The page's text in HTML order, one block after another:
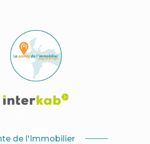
de l'Immobilier